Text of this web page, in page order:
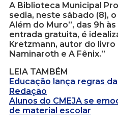
A Biblioteca Municipal
sedia, neste sábado (8),
Além do Muro”, das 9h
entrada gratuita, é
Kretzmann, autor do livro
Naminaroth e A Fênix.”
LEIA TAMBÉM
Educação lança regras
Redação
Alunos do CMEJA se
de material escolar